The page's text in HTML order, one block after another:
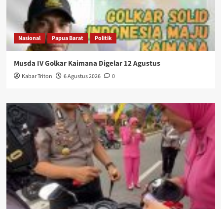
Nasional Papua Barat Politik
Musda IV Golkar Kaimana Digelar 12 Agustus
Kabar Triton 6 Agustus 2026 0